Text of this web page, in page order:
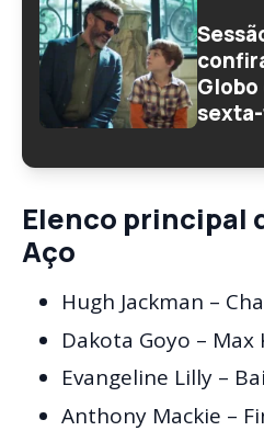
Elenco principal
Aço
Hugh Jackman –
Dakota Goyo – Max
Evangeline Lilly –
Anthony Mackie –